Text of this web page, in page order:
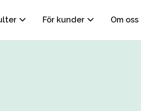
För kunder Om oss